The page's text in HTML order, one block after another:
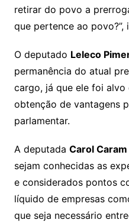
retirar do povo a
que pertence ao povo?”,
O deputado Leleco
permanência do atual
cargo, já que ele foi alvo
obtenção de vantagens
parlamentar.
A deputada Carol
sejam conhecidas as
e considerados pontos
líquido de empresas
que seja necessário